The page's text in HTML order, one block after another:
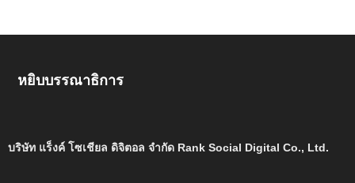
หยิบบรรณาธิการ
บริษัท แร็งค์ โซเชียล ดิจิตอล จำกัด Rank Social Digital Co., Ltd.